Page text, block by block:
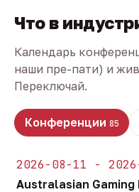
Что в
Календарь
наши пре-пати) и
Переключай.
Конференции 85
2026-08-11 -
Australasian Gaming